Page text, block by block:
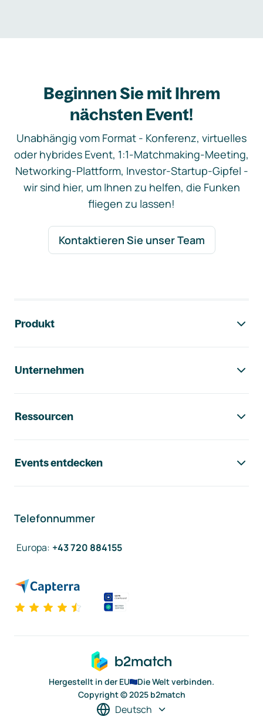
Beginnen Sie mit Ihrem
nächsten Event!
Unabhängig vom Format - Konferenz, virtuelles
oder hybrides Event, 1:1-Matchmaking-Meeting,
Networking-Plattform, Investor-Startup-Gipfel -
wir sind hier, um Ihnen zu helfen, die Funken
fliegen zu lassen!
Kontaktieren Sie unser Team
Produkt
Unternehmen
Ressourcen
Events entdecken
Telefonnummer
Europa: +43 720 884155
Hergestellt in der EU
Die Welt verbinden.
Copyright © 2025 b2match
Deutsch